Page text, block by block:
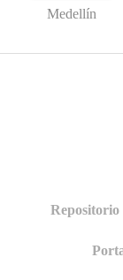
Medellín